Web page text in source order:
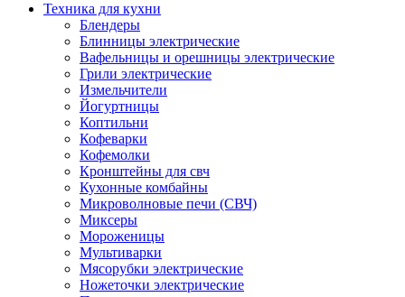
Техника для кухни
Блендеры
Блинницы электрические
Вафельницы и орешницы электрические
Грили электрические
Измельчители
Йогуртницы
Коптильни
Кофеварки
Кофемолки
Кронштейны для свч
Кухонные комбайны
Микроволновые печи (СВЧ)
Миксеры
Мороженицы
Мультиварки
Мясорубки электрические
Ножеточки электрические